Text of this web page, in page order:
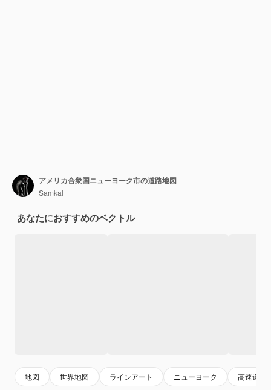
アメリカ合衆国ニューヨーク市の道路地図
Samkal
あなたにおすすめのベクトル
地図 世界地図 ラインアート ニューヨーク 高速道路